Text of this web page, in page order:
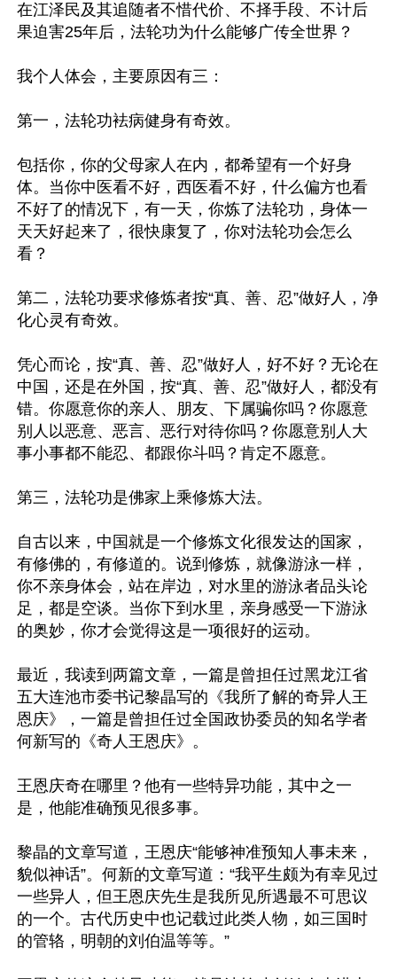
在江泽民及其追随者不惜代价、不择手段、不计后
果迫害25年后，法轮功为什么能够广传全世界？
我个人体会，主要原因有三：
第一，法轮功袪病健身有奇效。
包括你，你的父母家人在内，都希望有一个好身
体。当你中医看不好，西医看不好，什么偏方也看
不好了的情况下，有一天，你炼了法轮功，身体一
天天好起来了，很快康复了，你对法轮功会怎么
看？
第二，法轮功要求修炼者按“真、善、忍”做好人，净
化心灵有奇效。
凭心而论，按“真、善、忍”做好人，好不好？无论在
中国，还是在外国，按“真、善、忍”做好人，都没有
错。你愿意你的亲人、朋友、下属骗你吗？你愿意
别人以恶意、恶言、恶行对待你吗？你愿意别人大
事小事都不能忍、都跟你斗吗？肯定不愿意。
第三，法轮功是佛家上乘修炼大法。
自古以来，中国就是一个修炼文化很发达的国家，
有修佛的，有修道的。说到修炼，就像游泳一样，
你不亲身体会，站在岸边，对水里的游泳者品头论
足，都是空谈。当你下到水里，亲身感受一下游泳
的奥妙，你才会觉得这是一项很好的运动。
最近，我读到两篇文章，一篇是曾担任过黑龙江省
五大连池市委书记黎晶写的《我所了解的奇异人王
恩庆》，一篇是曾担任过全国政协委员的知名学者
何新写的《奇人王恩庆》。
王恩庆奇在哪里？他有一些特异功能，其中之一
是，他能准确预见很多事。
黎晶的文章写道，王恩庆“能够神准预知人事未来，
貌似神话”。何新的文章写道：“我平生颇为有幸见过
一些异人，但王恩庆先生是我所见所遇最不可思议
的一个。古代历史中也记载过此类人物，如三国时
的管辂，明朝的刘伯温等等。”